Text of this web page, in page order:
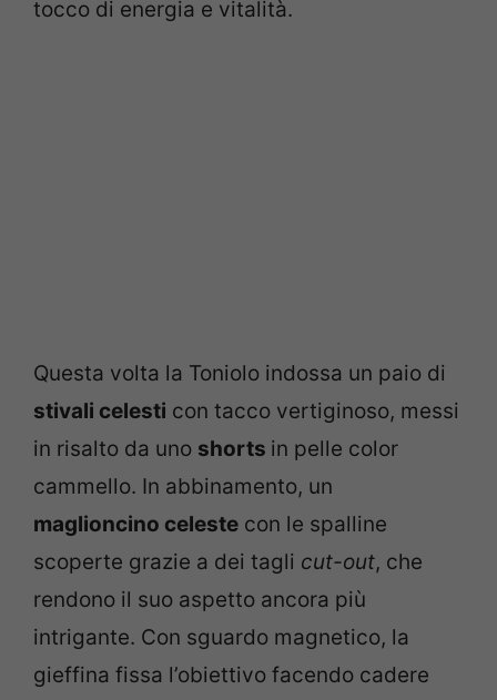
tocco di energia e vitalità.
Questa volta la Toniolo indossa un paio di
stivali celesti con tacco vertiginoso, messi
in risalto da uno shorts in pelle color
cammello. In abbinamento, un
maglioncino celeste con le spalline
scoperte grazie a dei tagli cut-out, che
rendono il suo aspetto ancora più
intrigante. Con sguardo magnetico, la
gieffina fissa l’obiettivo facendo cadere